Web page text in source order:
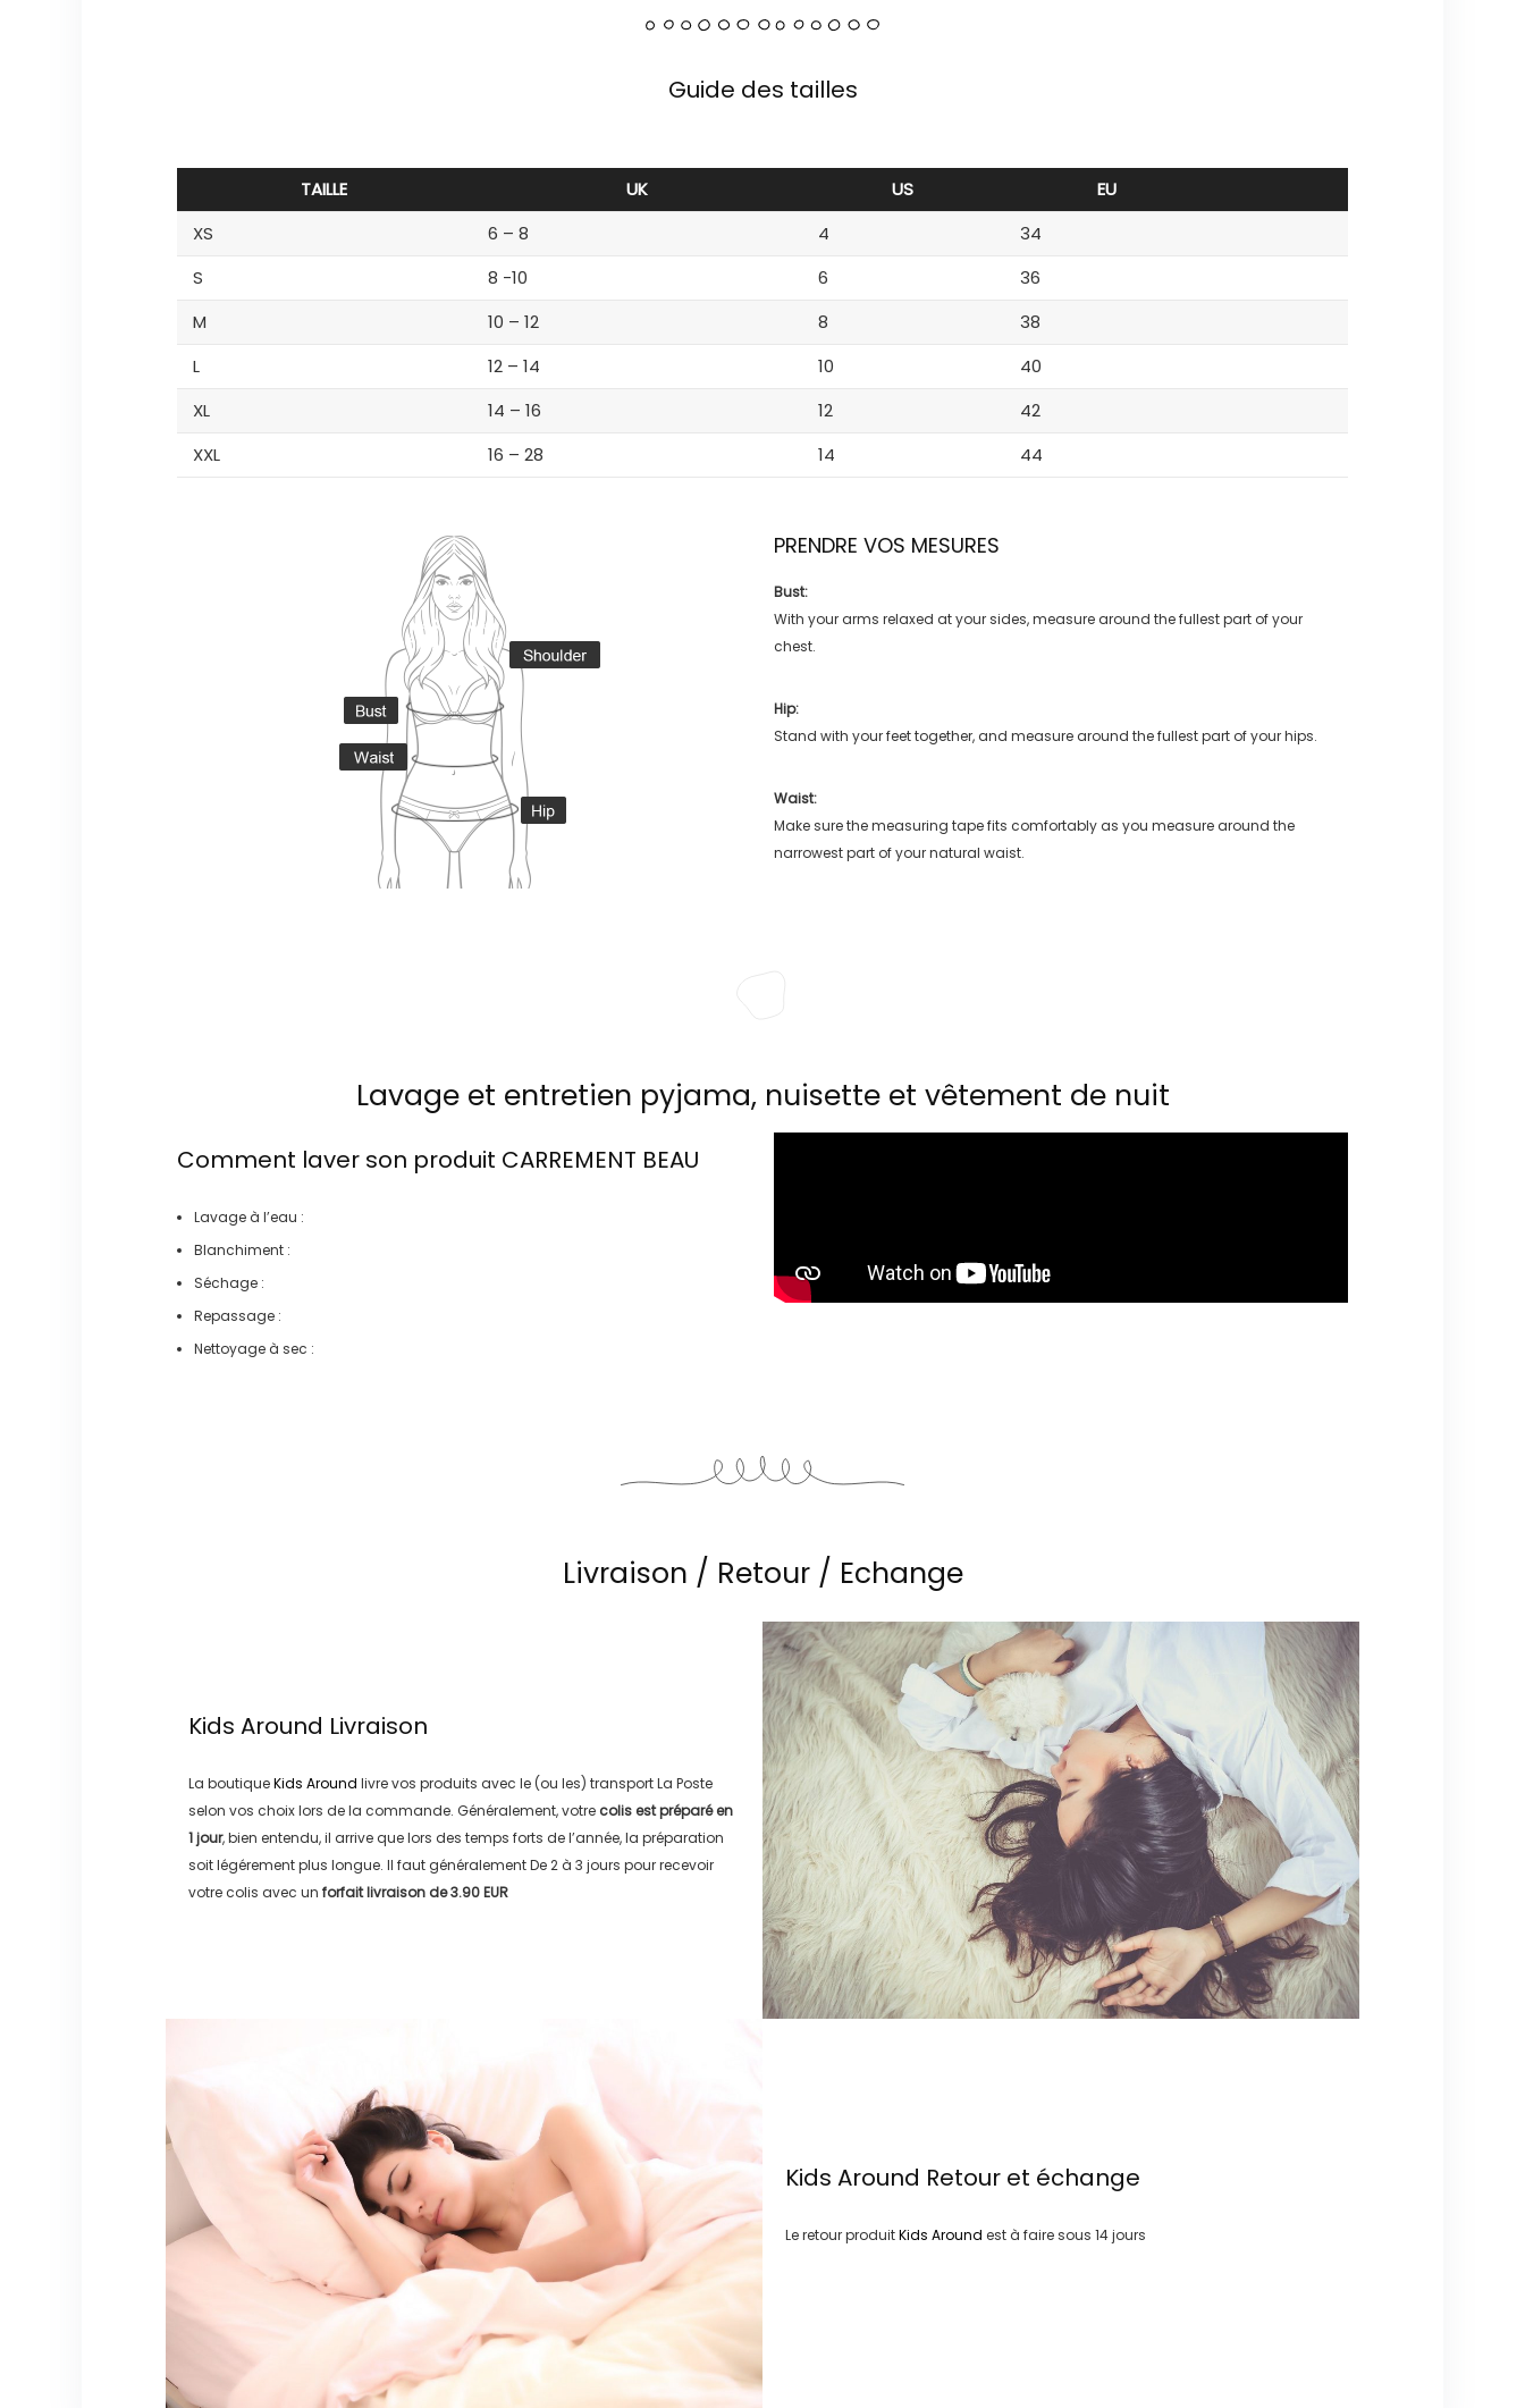
Guide des tailles
TAILLE UK US
EU
XS
6 – 8 4
34
S
8 -10 6
36
M
10 – 12 8
38
L
12 – 14 10
40
XL
14 – 16 12
42
XXL
16 – 28 14 44
PRENDRE VOS MESURES
Bust:
With your arms relaxed at your sides, measure around the fullest part of your
chest.
Hip:
Stand with your feet together, and measure around the fullest part of your hips.
Waist:
Make sure the measuring tape fits comfortably as you measure around the
narrowest part of your natural waist.
Lavage et entretien pyjama, nuisette et vêtement de nuit
Comment laver son produit CARREMENT BEAU
Lavage à l’eau :
Blanchiment :
Séchage :
Repassage :
Nettoyage à sec :
Livraison / Retour / Echange
Kids Around Livraison
La boutiqueKids Around livre vos produits avec le (ou les) transportLa Poste
selon vos choix lors de la commande. Généralement, votre colis est préparé en
1 jour, bien entendu, il arrive que lors des temps forts de l’année, la préparation
soit légérement plus longue. Il faut généralementDe 2 à 3 jours pour recevoir
votre colis avec un forfait livraison de3.90 EUR
Kids Around Retour et échange
Le retour produitKids Around est à faire sous 14 jours